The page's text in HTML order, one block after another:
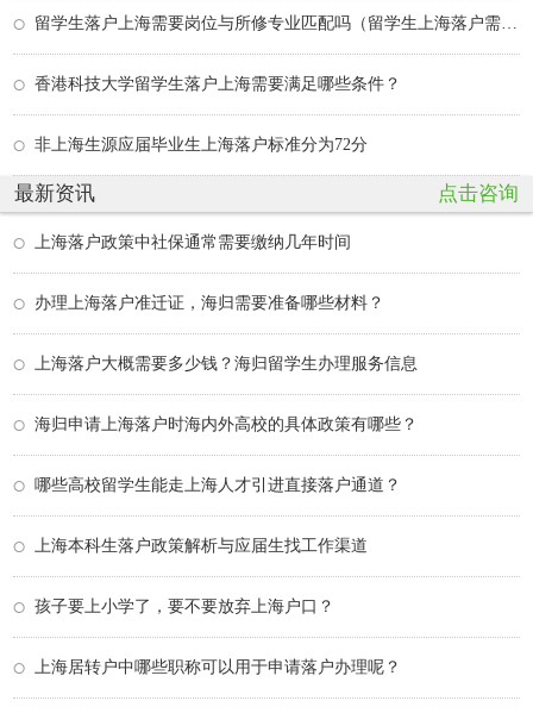
香港科技大学留学生落户上海需要满足哪些条件？
非上海生源应届毕业生上海落户标准分为72分
最新资讯 点击咨询
上海落户政策中社保通常需要缴纳几年时间
办理上海落户准迁证，海归需要准备哪些材料？
上海落户大概需要多少钱？海归留学生办理服务信息
海归申请上海落户时海内外高校的具体政策有哪些？
哪些高校留学生能走上海人才引进直接落户通道？
上海本科生落户政策解析与应届生找工作渠道
孩子要上小学了，要不要放弃上海户口？
上海居转户中哪些职称可以用于申请落户办理呢？